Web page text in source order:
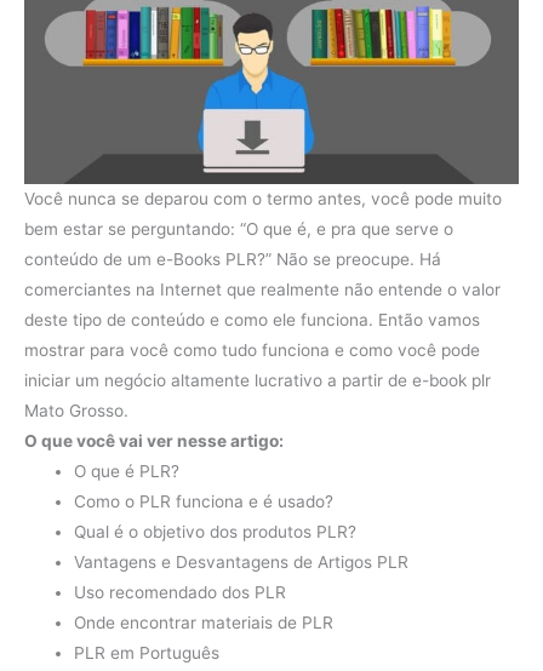
Você nunca se deparou com o termo antes, você pode muito
bem estar se perguntando: “O que é, e pra que serve o
conteúdo de um e-Books PLR?” Não se preocupe. Há
comerciantes na Internet que realmente não entende o valor
deste tipo de conteúdo e como ele funciona. Então vamos
mostrar para você como tudo funciona e como você pode
iniciar um negócio altamente lucrativo a partir de e-book plr
Mato Grosso.
O que você vai ver nesse artigo:
O que é PLR?
Como o PLR funciona e é usado?
Qual é o objetivo dos produtos PLR?
Vantagens e Desvantagens de Artigos PLR
Uso recomendado dos PLR
Onde encontrar materiais de PLR
PLR em Português